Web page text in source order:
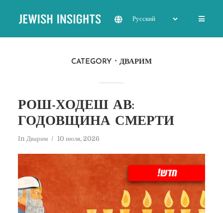
CATEGORY ДВАРИМ
РОШ-ХОДЕШ АВ:
ГОДОВЩИНА СМЕРТИ
In Дварим 10 июля, 2026